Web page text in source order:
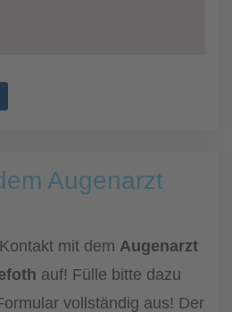
Augenarzt
mit dem Augenarzt
auf! Fülle bitte dazu
vollständig aus! Der